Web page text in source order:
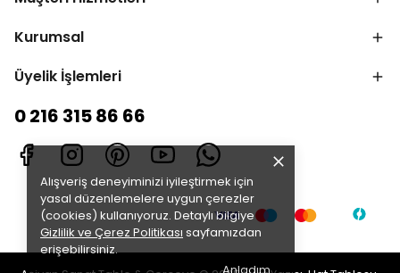
Alışveriş deneyiminizi iyileştirmek için
yasal düzenlemelere uygun çerezler
(cookies) kullanıyoruz. Detaylı bilgiye
Gizlilik ve Çerez Politikası sayfamızdan
erişebilirsiniz.
Kurumsal
Üyelik İşlemleri
0 216 315 86 66